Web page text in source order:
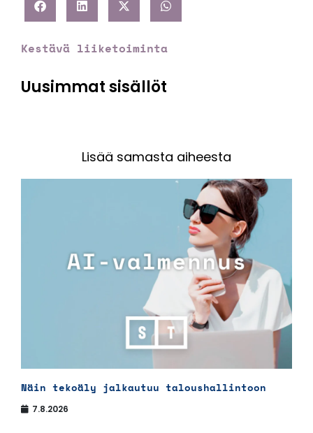
Kestävä liiketoiminta
Uusimmat sisällöt
Lisää samasta aiheesta
Näin tekoäly jalkautuu taloushallintoon
7.8.2026